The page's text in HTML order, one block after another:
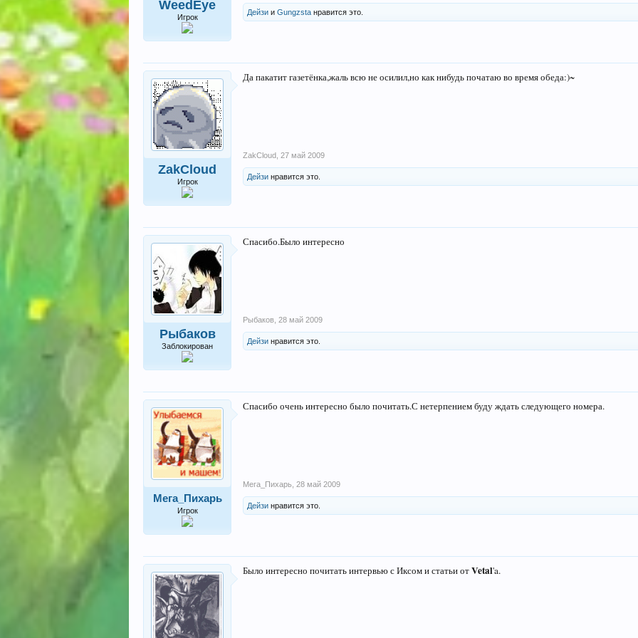
WeedEye
Игрок
Дейзи и Gungzsta нравится это.
ZakCloud
Игрок
Да пакатит газетёнка,жаль всю не осилил,но как нибудь початаю во время обеда:)~
ZakCloud 27 май 2009
Дейзи нравится это.
Рыбаков
Заблокирован
Спасибо.Было интересно
Рыбаков 28 май 2009
Дейзи нравится это.
Мега_Пихарь
Игрок
Спасибо очень интересно было почитать.С нетерпением буду ждать следующего номера.
Мега_Пихарь 28 май 2009
Дейзи нравится это.
Было интересно почитать интервью с Иксом и статьи отVetal'a.